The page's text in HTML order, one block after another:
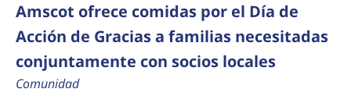
Amscot ofrece comidas por el Día de
Acción de Gracias a familias necesitadas
conjuntamente con socios locales
Comunidad